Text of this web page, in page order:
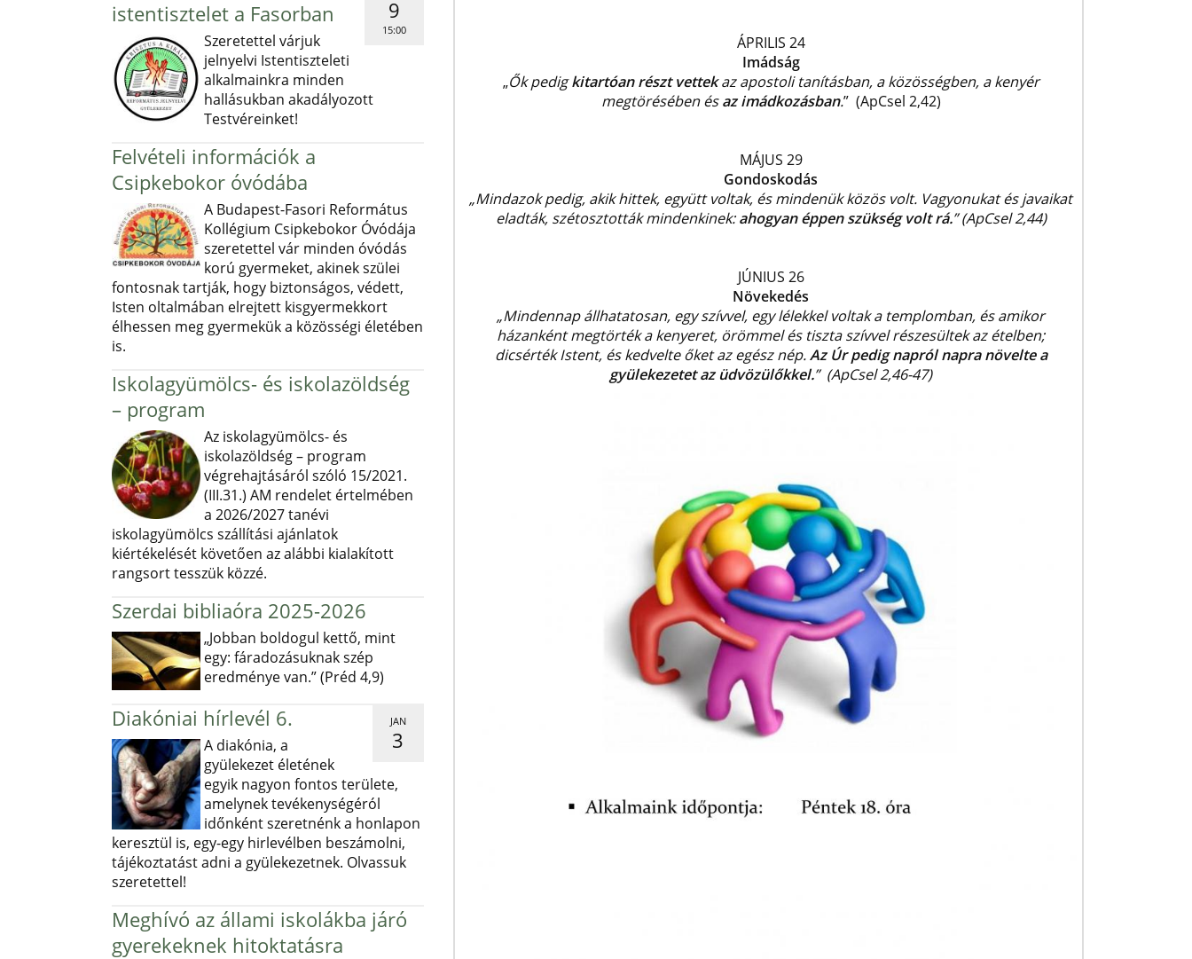
9
15:00
istentisztelet a Fasorban
Szeretettel várjuk
jelnyelvi Istentiszteleti
alkalmainkra minden
hallásukban akadályozott
Testvéreinket!
Felvételi információk a
Csipkebokor óvódába
A Budapest-Fasori Református
Kollégium Csipkebokor Óvódája
szeretettel vár minden óvódás
korú gyermeket, akinek szülei
fontosnak tartják, hogy biztonságos, védett,
Isten oltalmában elrejtett kisgyermekkort
élhessen meg gyermekük a közösségi életében
is.
Iskolagyümölcs- és iskolazöldség
– program
Az iskolagyümölcs- és
iskolazöldség – program
végrehajtásáról szóló 15/2021.
(III.31.) AM rendelet értelmében
a 2026/2027 tanévi
iskolagyümölcs szállítási ajánlatok
kiértékelését követően az alábbi kialakított
rangsort tesszük közzé.
Szerdai bibliaóra 2025-2026
„Jobban boldogul kettő, mint
egy: fáradozásuknak szép
eredménye van.” (Préd 4,9)
JAN
3
Diakóniai hírlevél 6.
A diakónia, a
gyülekezet életének
egyik nagyon fontos területe,
amelynek tevékenységéról
időnként szeretnénk a honlapon
keresztül is, egy-egy hirlevélben beszámolni,
tájékoztatást adni a gyülekezetnek. Olvassuk
szeretettel!
Meghívó az állami iskolákba járó
gyerekeknek hitoktatásra
ÁPRILIS 24
Imádság
„Ők pedigkitartóan részt vettekaz apostoli tanításban, a közösségben, a kenyér
megtörésében ésaz imádkozásban.” (ApCsel 2,42)
MÁJUS 29
Gondoskodás
„Mindazok pedig, akik hittek, együtt voltak, és mindenük közös volt. Vagyonukat és javaikat
eladták, szétosztották mindenkinek:ahogyan éppen szükség volt rá.” (ApCsel 2,44)
JÚNIUS 26
Növekedés
„Mindennap állhatatosan, egy szívvel, egy lélekkel voltak a templomban, és amikor
házanként megtörték a kenyeret, örömmel és tiszta szívvel részesültek az ételben;
dicsérték Istent, és kedvelte őket az egész nép.Az Úr pedig napról napra növelte a
gyülekezetet az üdvözülőkkel.” (ApCsel 2,46-47)